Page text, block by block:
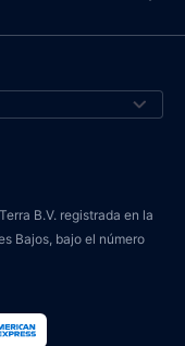
B.V. registrada en la
Bajos, bajo el número